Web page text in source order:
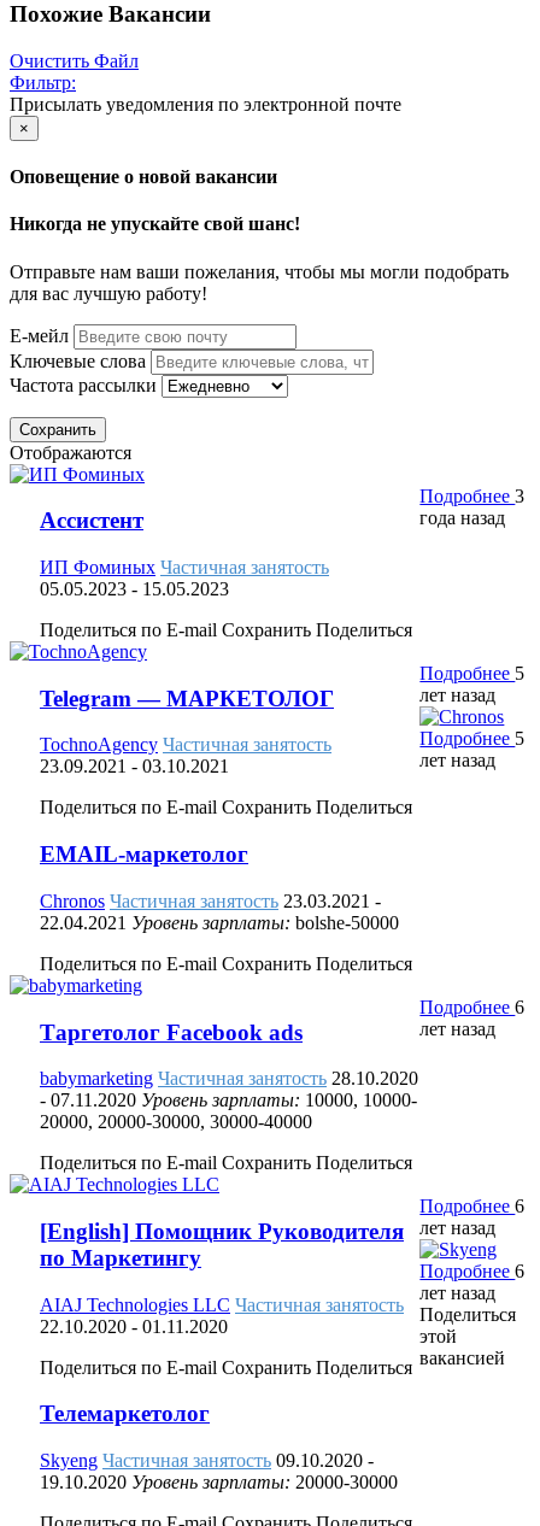
Похожие Вакансии
Очистить Файл
Фильтр:
Присылать уведомления по электронной почте
×
Оповещение о новой вакансии
Никогда не упускайте свой шанс!
Отправьте нам ваши пожелания, чтобы мы могли подобрать
для вас лучшую работу!
Е-мейл
Ключевые слова
Частота рассылки
Сохранить
Отображаются
Ассистент
ИП Фоминых Частичная занятость
05.05.2023 - 15.05.2023
Поделиться по E-mail Сохранить Поделиться
Подробнее3
года назад
Telegram — МАРКЕТОЛОГ
TochnoAgency Частичная занятость
23.09.2021 - 03.10.2021
Поделиться по E-mail Сохранить Поделиться
Подробнее 5
лет назад
EMAIL-маркетолог
Chronos Частичная занятость 23.03.2021 -
22.04.2021 Уровень зарплаты: bolshe-50000
Поделиться по E-mail Сохранить Поделиться
Подробнее 5
лет назад
Таргетолог Facebook ads
babymarketing Частичная занятость 28.10.2020
- 07.11.2020 Уровень зарплаты: 10000, 10000-
20000, 20000-30000, 30000-40000
Поделиться по E-mail Сохранить Поделиться
Подробнее6
лет назад
[English] Помощник Руководителя
по Маркетингу
AIAJ Technologies LLC Частичная занятость
22.10.2020 - 01.11.2020
Поделиться по E-mail Сохранить Поделиться
Подробнее6
лет назад
Телемаркетолог
Skyeng Частичная занятость 09.10.2020 -
19.10.2020 Уровень зарплаты: 20000-30000
Подробнее6
лет назад
Поделиться
этой
вакансией